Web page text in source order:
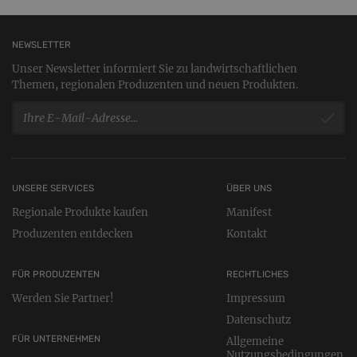
NEWSLETTER
Unser Newsletter informiert Sie zu landwirtschaftlichen
Themen, regionalen Produzenten und neuen Produkten.
UNSERE SERVICES
Regionale Produkte kaufen
Produzenten entdecken
FÜR PRODUZENTEN
Werden Sie Partner!
FÜR UNTERNEHMEN
RECHTLICHES
Impressum
Datenschutz
Allgemeine
ÜBER UNS
Manifest
Kontakt